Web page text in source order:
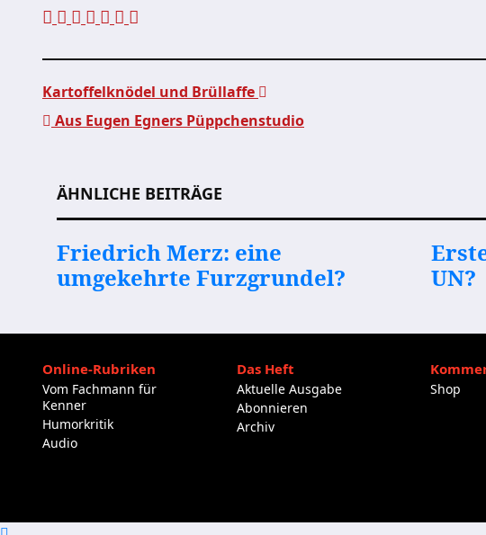
Kartoffelknödel und Brüllaffe
Aus Eugen Egners Püppchenstudio
ÄHNLICHE BEITRÄGE
Friedrich Merz: eine
umgekehrte Furzgrundel?
UN?
Online-Rubriken
Vom Fachmann für
Kenner
Humorkritik
Audio
Das Heft
Aktuelle Ausgabe
Abonnieren
Archiv
Shop